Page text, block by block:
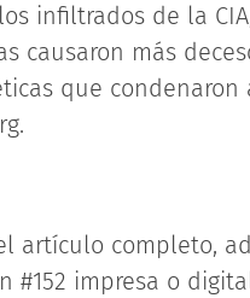
infiltrados de la
causaron más
que condenaron
artículo completo,
#152 impresa o